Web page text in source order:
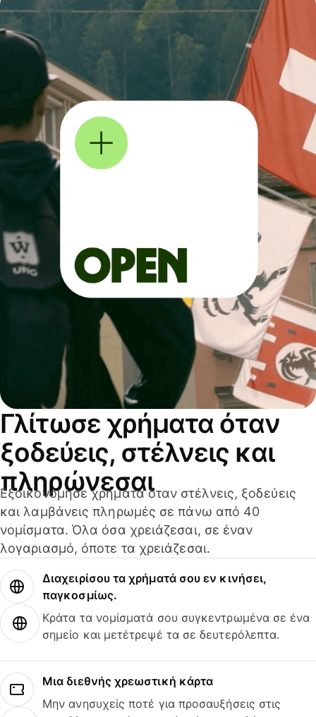
Γλίτωσε χρήματα όταν
ξοδεύεις, στέλνεις και
πληρώνεσαι
Εξοικονόμησε χρήματα όταν στέλνεις, ξοδεύεις
και λαμβάνεις πληρωμές σε πάνω από 40
νομίσματα. Όλα όσα χρειάζεσαι, σε έναν
λογαριασμό, όποτε τα χρειάζεσαι.
Διαχειρίσου τα χρήματά σου εν κινήσει,
παγκοσμίως.
Κράτα τα νομίσματά σου συγκεντρωμένα σε ένα
σημείο και μετέτρεψέ τα σε δευτερόλεπτα.
Μια διεθνής χρεωστική κάρτα
Μην ανησυχείς ποτέ για προσαυξήσεις στις